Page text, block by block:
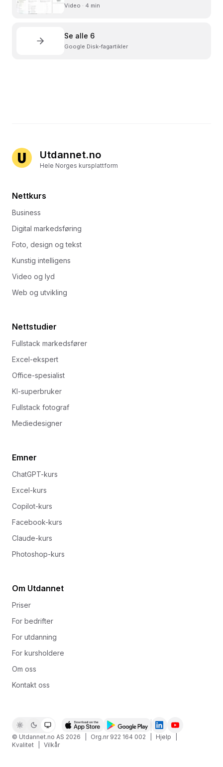
Video · 4 min
Se alle 6
Google Disk-fagartikler
Utdannet.no
Hele Norges kursplattform
Nettkurs
Business
Digital markedsføring
Foto, design og tekst
Kunstig intelligens
Video og lyd
Web og utvikling
Nettstudier
Fullstack markedsfører
Excel-ekspert
Office-spesialist
KI-superbruker
Fullstack fotograf
Mediedesigner
Emner
ChatGPT-kurs
Excel-kurs
Copilot-kurs
Facebook-kurs
Claude-kurs
Photoshop-kurs
Om Utdannet
Priser
For bedrifter
For utdanning
For kursholdere
Om oss
Kontakt oss
© Utdannet.no AS 2026 Org.nr 922 164 002 Hjelp
Kvalitet
Vilkår